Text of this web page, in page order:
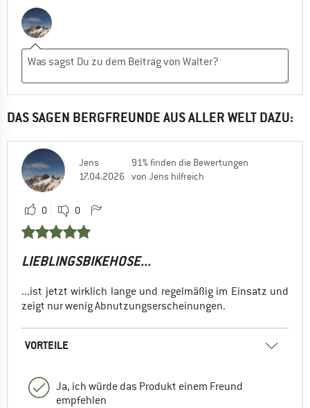
DAS SAGEN BERGFREUNDE AUS ALLER WELT DAZU:
Jens
17.04.2026
91% finden die Bewertungen
von Jens hilfreich
0 0
LIEBLINGSBIKEHOSE...
...ist jetzt wirklich lange und regelmäßig im Einsatz und
zeigt nur wenig Abnutzungserscheinungen.
VORTEILE
Ja, ich würde das Produkt einem Freund
empfehlen